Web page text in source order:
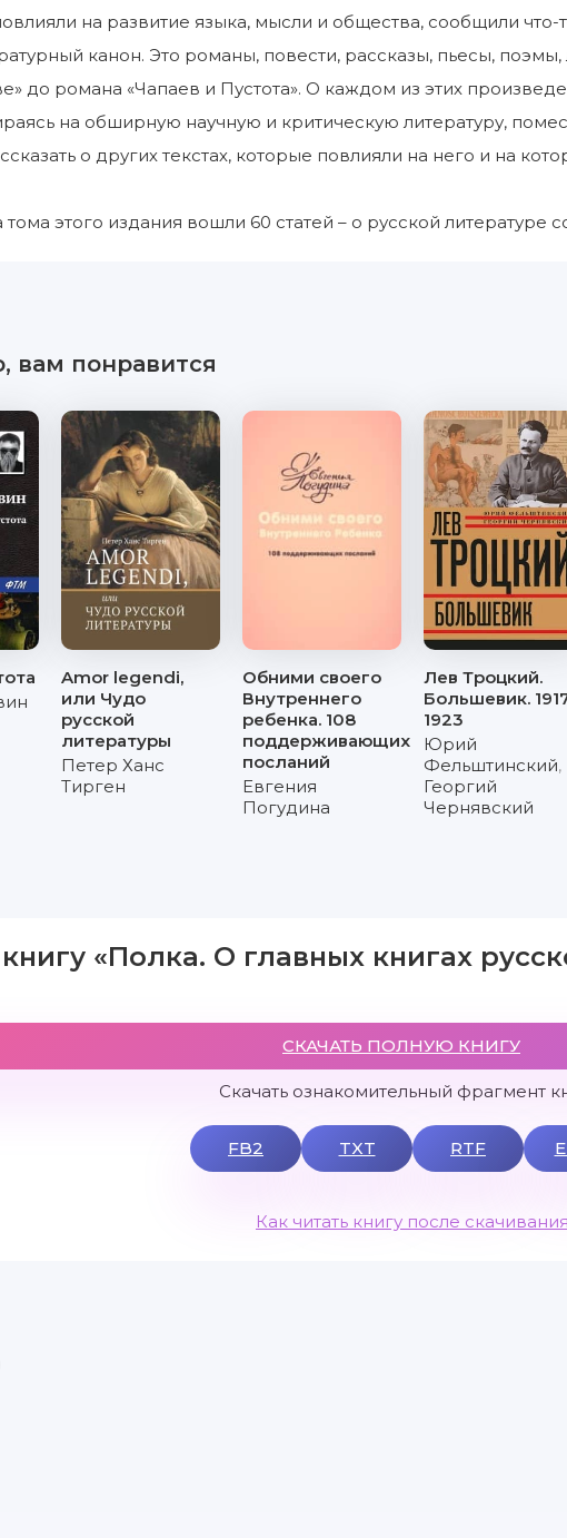
на развитие языка, мысли и общества, сообщили
канон. Это романы, повести, рассказы, пьесы,
до романа «Чапаев и Пустота». О каждом из этих
на обширную научную и критическую литературу,
о других текстах, которые повлияли на него и на
этого издания вошли 60 статей – о русской литературе
вам понравится
Amor legendi,
или Чудо
русской
литературы
Петер Ханс
Тирген
Обними своего
Внутреннего
ребенка. 108
поддерживающих
посланий
Евгения
Погудина
Лев Троцкий.
Большевик.
1923
Юрий
Фельштинский,
Георгий
Чернявский
«Полка. О главных книгах
СКАЧАТЬ ПОЛНУЮ КНИГУ
Скачать ознакомительный фрагмент
FB2 TXT RTF
Как читать книгу после скачивания